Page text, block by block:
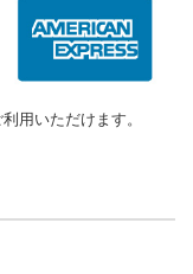
用いただけます。